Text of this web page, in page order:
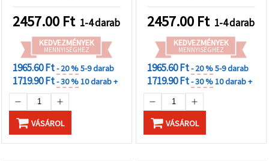
projektekhez
2457.00 Ft 1-4 darab
KEDVEZMÉNYEK
MENNYISÉGHEZ
1965.60 Ft- 20 %5-9 darab
1719.90 Ft- 30 %10 darab +
VÁSÁROL
projektekhez
2457.00 Ft 1-4 darab
KEDVEZMÉNYEK
MENNYISÉGHEZ
1965.60 Ft- 20 %5-9 darab
1719.90 Ft- 30 %10 darab +
VÁSÁROL